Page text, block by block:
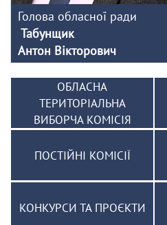
Голова обласної ради
Табунщик
Антон Вікторович
ОБЛАСНА
ТЕРИТОРІАЛЬНА
ВИБОРЧА КОМІСІЯ
ПОСТІЙНІ КОМІСІЇ
КОНКУРСИ ТА ПРОЄКТИ